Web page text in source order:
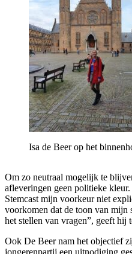
Isa de Beer op het
Om zo neutraal mogelijk te
afleveringen geen politieke
Stemcast mijn voorkeur niet
voorkomen dat de toon van mijn
het stellen van vragen”, geeft hij
Ook De Beer nam het objectief